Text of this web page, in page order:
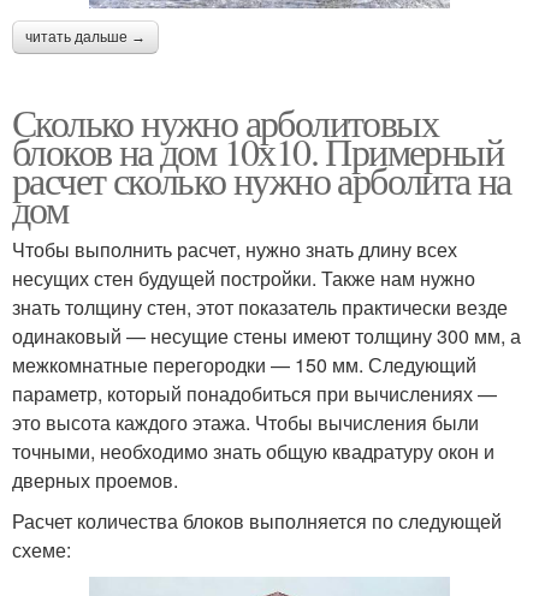
читать дальше →
Сколько нужно арболитовых
блоков на дом 10х10. Примерный
расчет сколько нужно арболита на
дом
Чтобы выполнить расчет, нужно знать длину всех
несущих стен будущей постройки. Также нам нужно
знать толщину стен, этот показатель практически везде
одинаковый — несущие стены имеют толщину 300 мм, а
межкомнатные перегородки — 150 мм. Следующий
параметр, который понадобиться при вычислениях —
это высота каждого этажа. Чтобы вычисления были
точными, необходимо знать общую квадратуру окон и
дверных проемов.
Расчет количества блоков выполняется по следующей
схеме: